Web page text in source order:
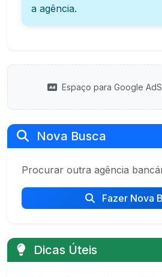
a agência.
Espaço para Google
Nova Busca
Procurar outra agência
Fazer Nova
Dicas Úteis